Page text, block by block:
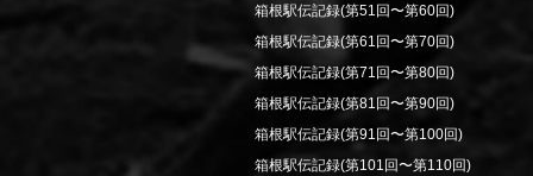
箱根駅伝記録(第51回〜第60回)
箱根駅伝記録(第61回〜第70回)
箱根駅伝記録(第71回〜第80回)
箱根駅伝記録(第81回〜第90回)
箱根駅伝記録(第91回〜第100回)
箱根駅伝記録(第101回〜第110回)